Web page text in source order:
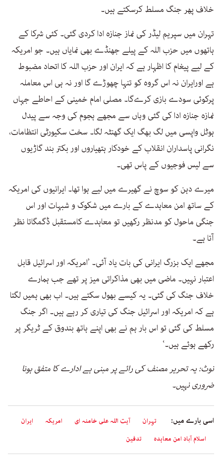
خلاف پھر جنگ مسلط کرسکتے ہیں۔
تہران میں سپریم لیڈر کی نماز جنازہ ادا کردی گئی۔ کئی شرکا کے
ہاتھوں میں حزب اللہ کے پیلے جھنڈے بھی نمایاں ہیں۔ جو امریکہ
کے لیے پیغام کا اظہار ہے کہ ایران اور حزب اللہ کا اتحاد مضبوط
ہے اورایران نہ اس گروہ کو تنہا چھوڑے گا اور نہ ہی اس معاملہ
پرکوئی سودے بازی کرےگا۔ مصلی امام خمینی کے احاطے جہاں
نمازہ جنازہ ادا کی گئی وہاں سے مجھے ہجوم کی وجہ سے پیدل
ہوٹل واپسی میں لگ بھگ ایک گھنٹہ لگا۔ سخت سکیورٹی انتظامات،
نگرانی پاسداران انقلاب کے خودکار ہتھیاروں اور بکتر بند گاڑیوں
سے لیس فوجیوں کے پاس تھی۔
میرے دہن کو سوچ نے گھیرے میں لیے ہوا تھا۔ ایرانیوں کی امریکہ
کے ساتھ امن معاہدے کے بارے میں شکوک و شبہات اور اس
جنگی ماحول کو مدنظر رکھیں تو معاہدے کامستقبل ڈگمگاتا نظر
آتا ہے۔
مجھے ایک بزرگ ایرانی کی بات یاد آئی۔ ’امریکہ اور اسرائیل قابل
اعتبار نہیں۔ ماضی میں بھی مذاکراتی میز پر تھے جب ہمارے
خلاف جنگ کی گئی۔ یہ کیسے بھول سکتے ہیں۔ اب بھی ہمیں لگتا
ہے کہ امریکہ اور اسرائیل جنگ کی تیاری کر رہے ہیں۔ اگر جنگ
مسلط کی گئی تو اس بار ہم نے بھی اپنے ہاتھ بندوق کے ٹریگر پر
رکھے ہوئے ہیں۔‘
نوٹ: یہ تحریر مصنف کی رائے پر مبنی ہے ادارے کا متفق ہونا
ضروری نہیں۔
اسی بارے میں: تہران آیت اللہ علی خامنہ ای امریکہ
ایران
اسلام آباد امن معاہدہ
تدفین